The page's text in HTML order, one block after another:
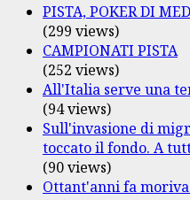
PISTA, POKER DI
(299 views)
CAMPIONATI PISTA
(252 views)
All'Italia serve una
(94 views)
Sull'invasione di
toccato il fondo. A
(90 views)
Ottant'anni fa